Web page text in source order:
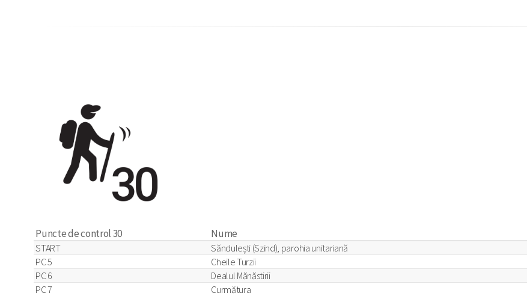
Puncte de control 30 Nume
START Săndulești (Szind), parohia unitariană
PC 5
Cheile Turzii
PC 6
Dealul Mănăstirii
PC 7
Curmătura